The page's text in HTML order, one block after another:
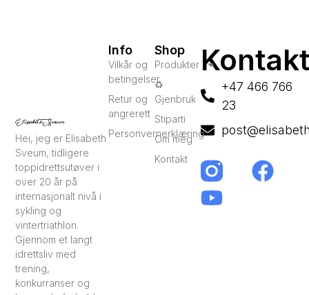
Hei, jeg er Elisabeth
Sveum, tidligere
toppidrettsutøver i
over 20 år på
internasjonalt nivå i
sykling og
vintertriathlon.
Gjennom et langt
idrettsliv med
trening,
konkurranser og
Shop
Produkter
♻️
Gjenbruk
Stiparti
Om meg
Kontakt
Info
Vilkår og
betingelser
Retur og
angrerett
Personvernerklæring
+47 466 766
23